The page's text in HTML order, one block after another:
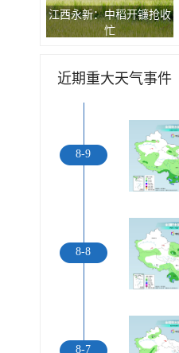
江西永新：中稻开镰抢收
忙
近期重大天气事件
8-9
8-8
8-7